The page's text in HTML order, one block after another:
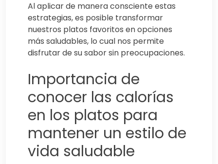
Al aplicar de manera consciente estas
estrategias, es posible transformar
nuestros platos favoritos en opciones
más saludables, lo cual nos permite
disfrutar de su sabor sin preocupaciones.
Importancia de
conocer las calorías
en los platos para
mantener un estilo de
vida saludable